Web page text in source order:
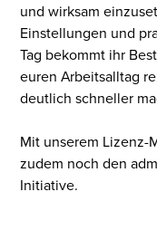
und wirksam
Einstellungen und
Tag bekommt ihr
euren Arbeitsalltag
deutlich schneller
Mit unserem Lizenz-
zudem noch den
Initiative.